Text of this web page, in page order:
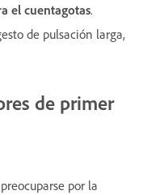
el cuentagotas.
de pulsación larga,
de primer
por la